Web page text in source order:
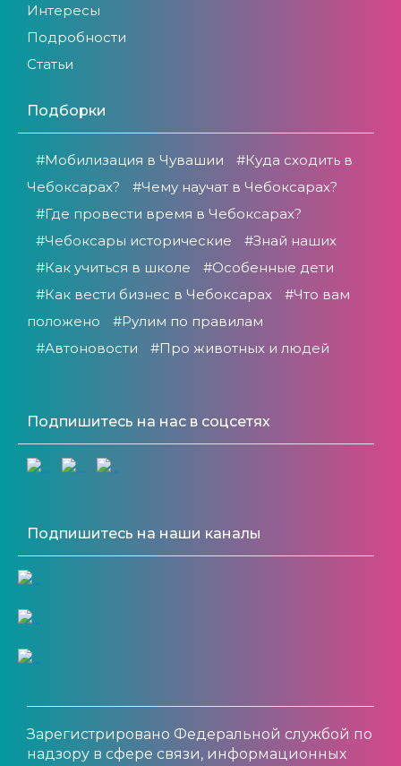
Интересы
Подробности
Статьи
Подборки
#Мобилизация в Чувашии
#Куда сходить в
Чебоксарах?
#Чему научат в Чебоксарах?
#Где провести время в Чебоксарах?
#Чебоксары исторические
#Знай наших
#Как учиться в школе
#Особенные дети
#Как вести бизнес в Чебоксарах
#Что вам
положено
#Рулим по правилам
#Автоновости
#Про животных и людей
Подпишитесь на нас в соцсетях
Подпишитесь на наши каналы
Зарегистрировано Федеральной службой по
надзору в сфере связи, информационных